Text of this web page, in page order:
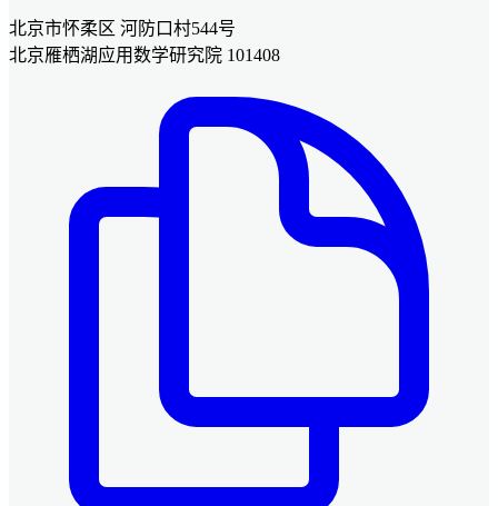
北京市怀柔区 河防口村544号
北京雁栖湖应用数学研究院 101408